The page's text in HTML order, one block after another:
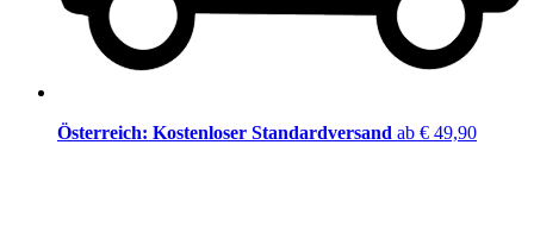
Österreich: Kostenloser Standardversand ab € 49,90